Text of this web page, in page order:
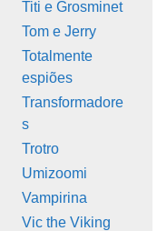
Titi e Grosminet
Tom e Jerry
Totalmente
espiões
Transformadore
s
Trotro
Umizoomi
Vampirina
Vic the Viking